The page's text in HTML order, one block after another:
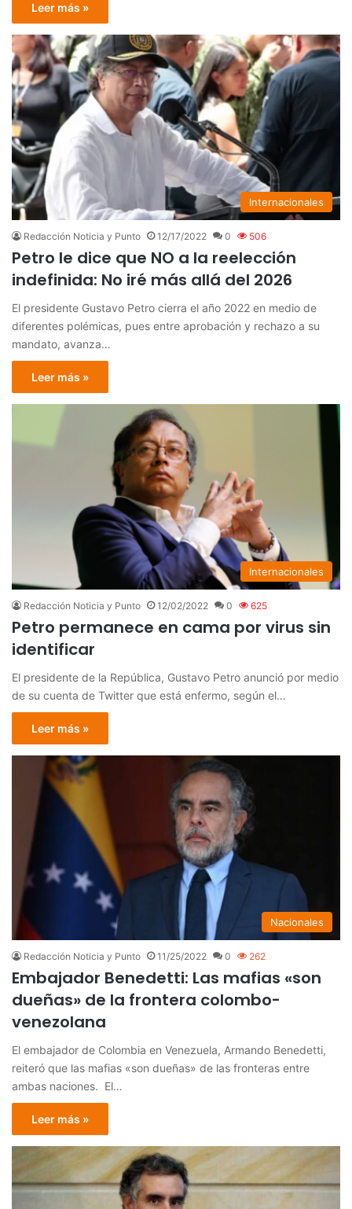
Leer más »
Internacionales
Redacción Noticia y Punto 12/17/2022 0 506
Petro le dice que NO a la reelección
indefinida: No iré más allá del 2026
El presidente Gustavo Petro cierra el año 2022 en medio de
diferentes polémicas, pues entre aprobación y rechazo a su
mandato, avanza…
Leer más »
Internacionales
Redacción Noticia y Punto 12/02/2022 0 625
Petro permanece en cama por virus sin
identificar
El presidente de la República, Gustavo Petro anunció por medio
de su cuenta de Twitter que está enfermo, según el…
Leer más »
Nacionales
Redacción Noticia y Punto 11/25/2022 0 262
Embajador Benedetti: Las mafias «son
dueñas» de la frontera colombo-
venezolana
El embajador de Colombia en Venezuela, Armando Benedetti,
reiteró que las mafias «son dueñas» de las fronteras entre
ambas naciones. El…
Leer más »